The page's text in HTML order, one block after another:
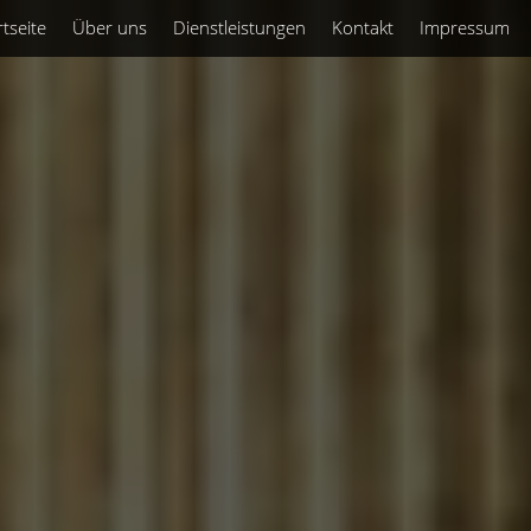
Über uns Dienstleistungen Kontakt Impressum